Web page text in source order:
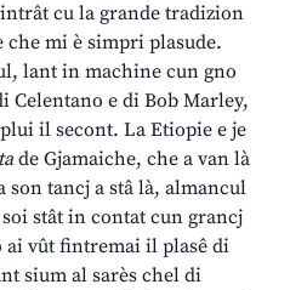
cu la grande tradizion
che mi è simpri plasude.
lant in machine cun gno
Celentano e di Bob Marley,
il secont. La Etiopie e je
de Gjamaiche, che a van là
tancj a stâ là, almancul
stât in contat cun grancj
ai vût fintremai il plasê di
sium al sarès chel di